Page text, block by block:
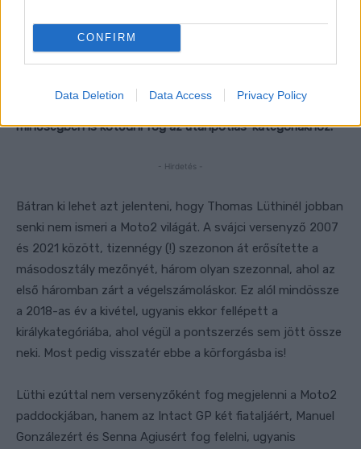
CONFIRM
Data Deletion Data Access Privacy Policy